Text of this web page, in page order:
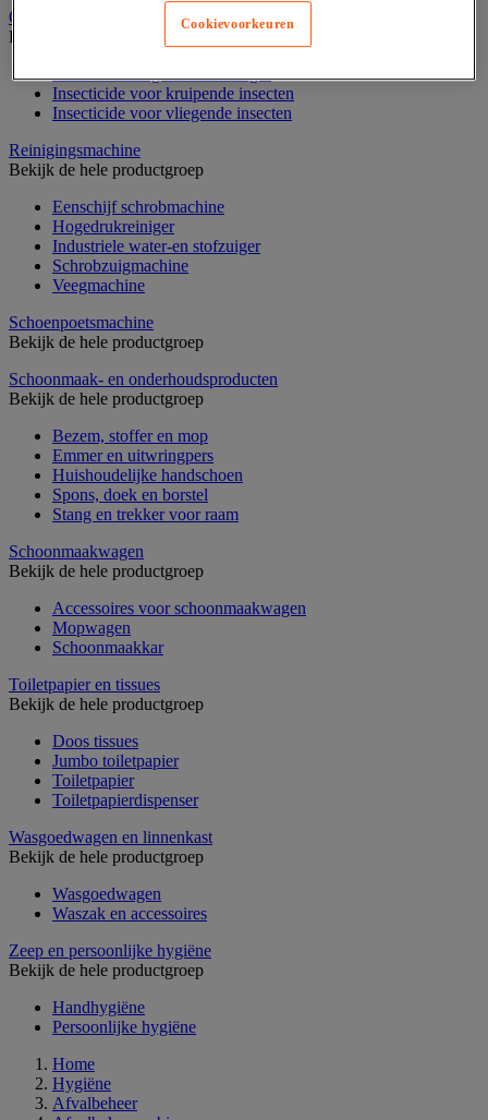
Ongediertebestrijding
Bekijk de hele productgroep
Insecticide voor kruipende insecten
Insecticide voor vliegende insecten
Reinigingsmachine
Bekijk de hele productgroep
Eenschijf schrobmachine
Hogedrukreiniger
Industriele water-en stofzuiger
Schrobzuigmachine
Veegmachine
Schoenpoetsmachine
Bekijk de hele productgroep
Schoonmaak- en onderhoudsproducten
Bekijk de hele productgroep
Bezem, stoffer en mop
Emmer en uitwringpers
Huishoudelijke handschoen
Spons, doek en borstel
Stang en trekker voor raam
Schoonmaakwagen
Bekijk de hele productgroep
Accessoires voor schoonmaakwagen
Mopwagen
Schoonmaakkar
Toiletpapier en tissues
Bekijk de hele productgroep
Doos tissues
Jumbo toiletpapier
Toiletpapier
Toiletpapierdispenser
Wasgoedwagen en linnenkast
Bekijk de hele productgroep
Wasgoedwagen
Waszak en accessoires
Zeep en persoonlijke hygiëne
Bekijk de hele productgroep
Handhygiëne
Persoonlijke hygiëne
Home
Hygiëne
Afvalbeheer
Cookievoorkeuren